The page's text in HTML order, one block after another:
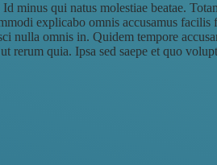
minus qui natus molestiae beatae.
explicabo omnis accusamus
nulla omnis in. Quidem tempore
rerum quia. Ipsa sed saepe et quo